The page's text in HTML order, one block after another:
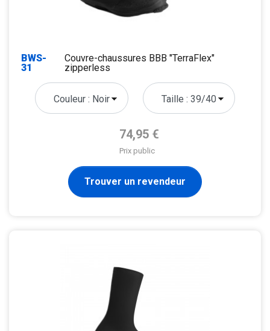
BWS-
31
Couvre-chaussures BBB "TerraFlex"
zipperless
Prix de base
74,95 €
Prix public
Trouver un revendeur